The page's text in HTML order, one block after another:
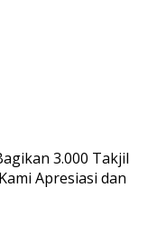
3.000 Takjil
Apresiasi dan